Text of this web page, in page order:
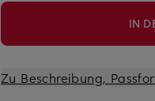
IN
Zu Beschreibung,